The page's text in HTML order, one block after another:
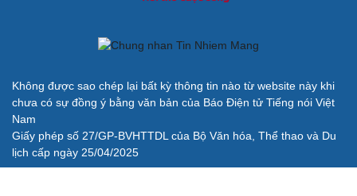
Không được sao chép lại bất kỳ thông tin nào từ website này khi
chưa có sự đồng ý bằng văn bản của Báo Điện tử Tiếng nói Việt
Nam
Giấy phép số 27/GP-BVHTTDL của Bộ Văn hóa, Thể thao và Du
lịch cấp ngày 25/04/2025